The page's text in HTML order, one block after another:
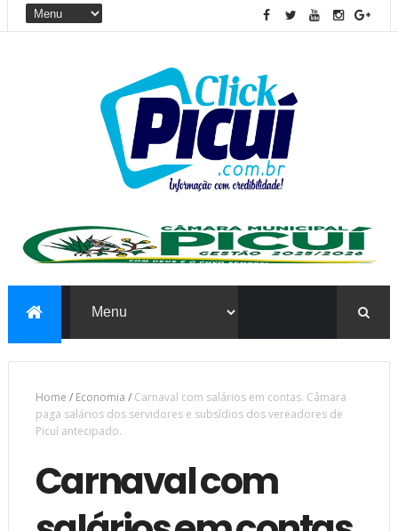
Home / Economia / Carnaval com salários em contas. Câmara
paga salários dos servidores e subsídios dos vereadores de
Picuí antecipado.
Carnaval com